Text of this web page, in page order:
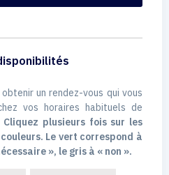
un rendez-vous qui vous
vos horaires habituels de
Cliquez plusieurs fois sur les
Le vert correspond à
», le gris à « non ».